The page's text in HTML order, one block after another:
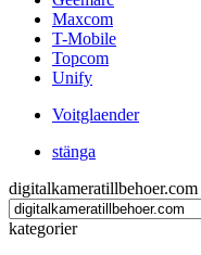
Maxcom
T-Mobile
Topcom
Unify
Voitglaender
stänga
digitalkameratillbehoer.com
kategorier